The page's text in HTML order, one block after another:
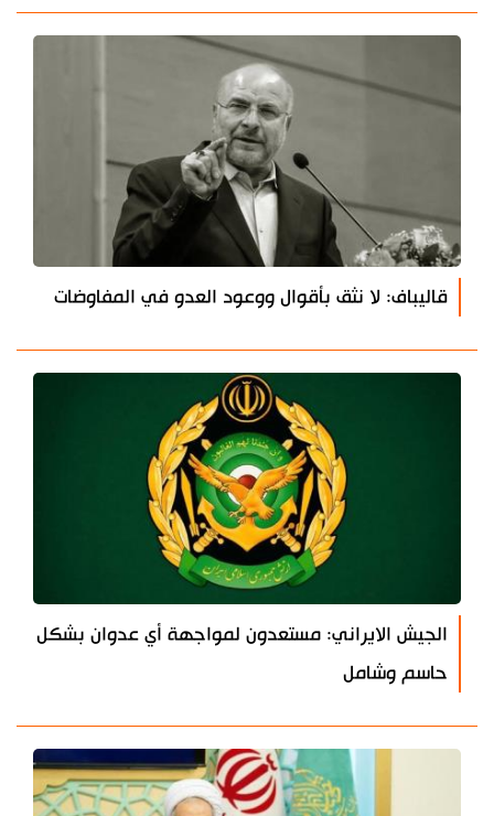
قاليباف: لا نثق بأقوال ووعود العدو في المفاوضات
الجيش الايراني: مستعدون لمواجهة أي عدوان بشكل
حاسم وشامل